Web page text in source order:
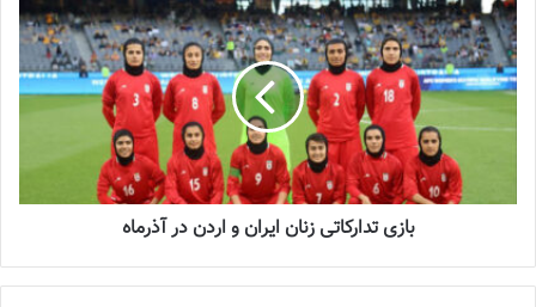
كانى كردستان- خاتون بم
پالايش گاز ايلام- پيكان تهران
سپاهان اصفهان- نماينده البرز
شهردارى سيرجان- ملوان بندر انزلى
آوا تهران- فرا ايساتيس كران فارس
بازی تدارکاتی زنان ایران و اردن در آذرماه